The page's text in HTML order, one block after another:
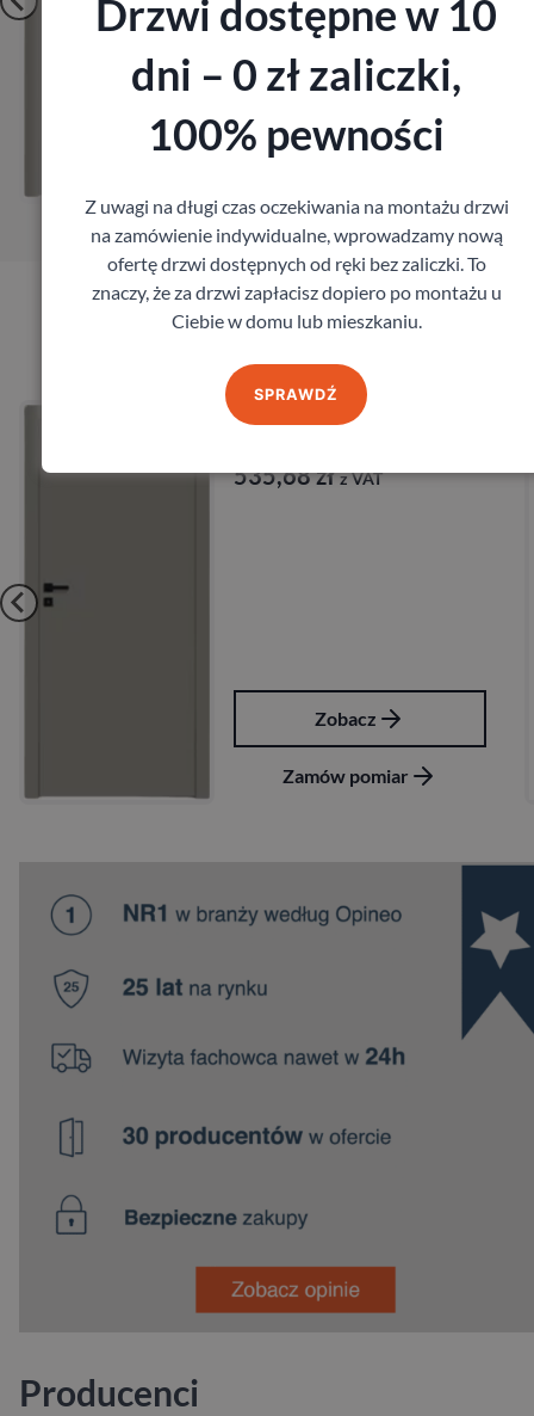
Produkty marki DRE
Drzwi Dre Nova 10
535,68zł z VAT
Zobacz
Zamów pomiar
Producenci
Drzwi dostępne w 10
dni – 0 zł zaliczki,
100% pewności
Z uwagi na długi czas oczekiwania na montażu drzwi
na zamówienie indywidualne, wprowadzamy nową
ofertę drzwi dostępnych od ręki bez zaliczki. To
znaczy, że za drzwi zapłacisz dopiero po montażu u
Ciebie w domu lub mieszkaniu.
SPRAWDŹ